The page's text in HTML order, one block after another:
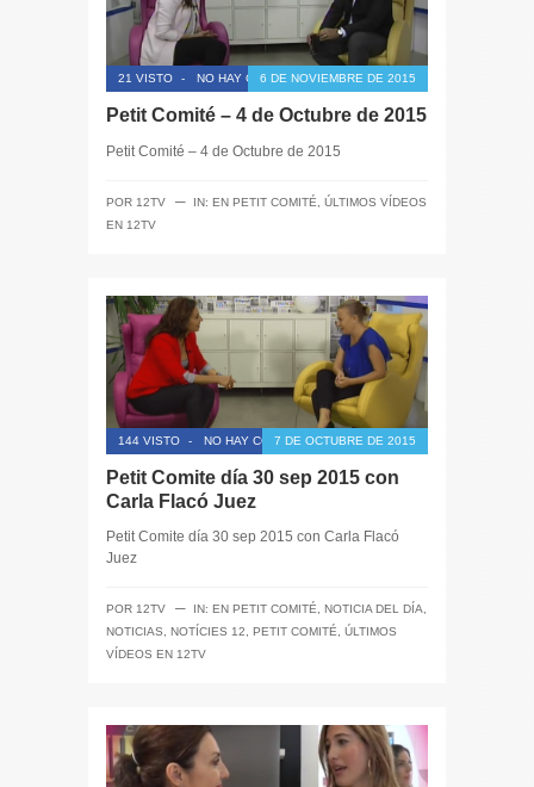
21 VISTO - NO HAY COMENTARIOS
6 DE NOVIEMBRE DE 2015
Petit Comité – 4 de Octubre de 2015
Petit Comité – 4 de Octubre de 2015
POR 12TV ─ IN: EN PETIT COMITÉ
ÚLTIMOS VÍDEOS
EN 12TV
144 VISTO - NO HAY COMENTARIOS7 DE OCTUBRE DE 2015
Petit Comite día 30 sep 2015 con
Carla Flacó Juez
Petit Comite día 30 sep 2015 con Carla Flacó
Juez
POR 12TV ─ IN: EN PETIT COMITÉ NOTICIA DEL DÍA
NOTICIAS
NOTÍCIES 12 PETIT COMITÉ
ÚLTIMOS
VÍDEOS EN 12TV